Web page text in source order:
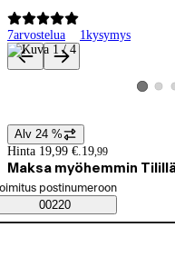
7arvostelua 1kysymys
Tuotteen kuvat ja
KatsoKatso
Hintatiedot
Alv 24 %
Hinta 19,99 €. 19,99
Maksa myöhemmin
Saatavuustiedot
tilaustapa
postinumeroon
00220